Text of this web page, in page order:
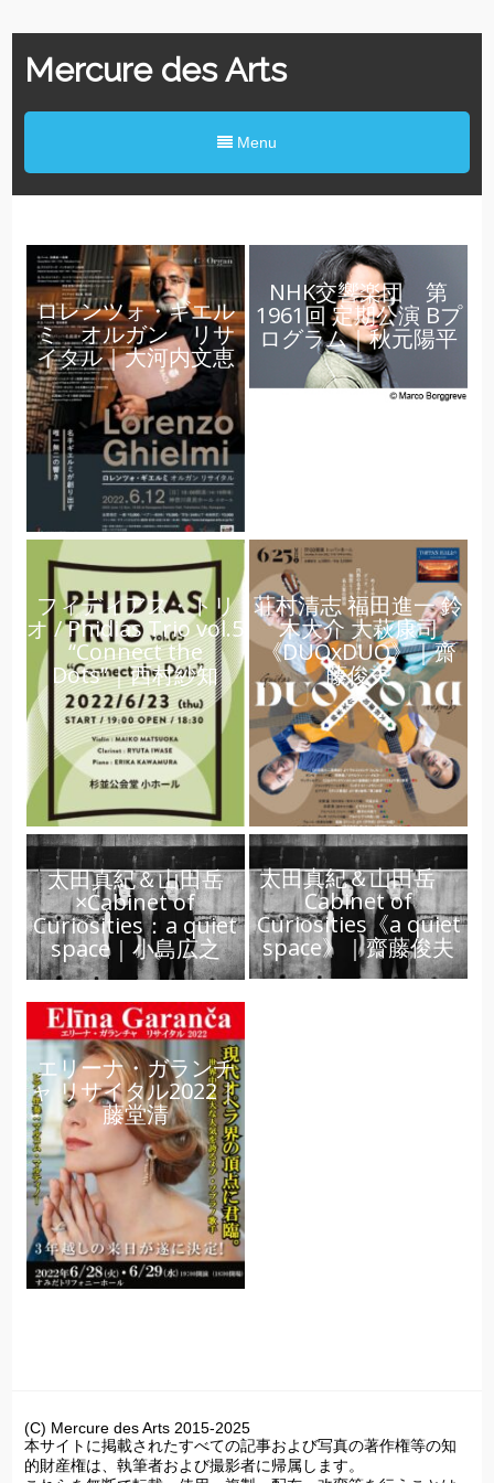
Mercure des Arts
Menu
ロレンツォ・ギエル
ミ オルガン リサ
イタル｜大河内文恵
NHK交響楽団 第
1961回 定期公演 Bプ
ログラム｜秋元陽平
フィディアス・トリ
オ / Phidias Trio vol.5
“Connect the
Dots”｜西村紗知
荘村清志 福田進一 鈴
木大介 大萩康司
《DUOxDUO》｜齋
藤俊夫
太田真紀＆山田岳
×Cabinet of
Curiosities：a quiet
space｜小島広之
太田真紀＆山田岳
Cabinet of
Curiosities《a quiet
space》｜齋藤俊夫
エリーナ・ガランチ
ャ リサイタル2022｜
藤堂清
(C) Mercure des Arts 2015-2025
本サイトに掲載されたすべての記事および写真の著作権等の知
的財産権は、執筆者および撮影者に帰属します。